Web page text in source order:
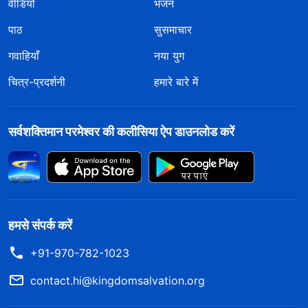
वीडियो
भजन
पाठ
सुसमाचार
गवाहियाँ
नया युग
चित्र-प्रदर्शनी
हमारे बारे में
सर्वशक्तिमान परमेश्वर की कलीसिया ऐप डाउनलोड करें
हमसे संपर्क करें
+91-970-782-1023
contact.hi@kingdomsalvation.org